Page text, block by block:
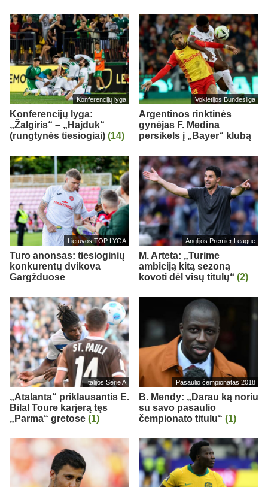
Konferencijų lyga
Konferencijų lyga:
„Žalgiris“ – „Hajduk“
(rungtynės tiesiogiai) (14)
Vokietijos Bundesliga
Argentinos rinktinės
gynėjas F. Medina
persikels į „Bayer“ klubą
Lietuvos TOP LYGA
Turo anonsas: tiesioginių
konkurentų dvikova
Gargžduose
Anglijos Premier League
M. Arteta: „Turime
ambiciją kitą sezoną
kovoti dėl visų titulų“ (2)
Italijos Serie A
„Atalanta“ priklausantis E.
Bilal Toure karjerą tęs
„Parma“ gretose (1)
Pasaulio čempionatas 2018
B. Mendy: „Darau ką noriu
su savo pasaulio
čempionato titulu“ (1)